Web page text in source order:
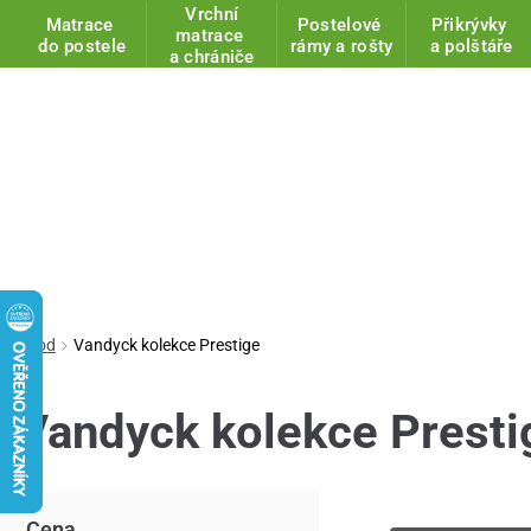
Matrace
do postele
Vrchní
matrace
a chrániče
Postelové
rámy a rošty
Přikrývky
a polštáře
Úvod Vandyck kolekce Prestige
Vandyck kolekce